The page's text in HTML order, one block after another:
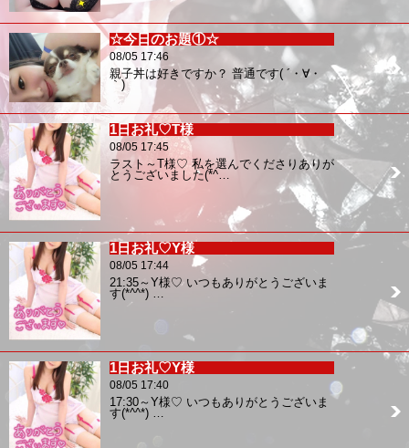
☆今日のお題①☆
08/05 17:46
親子丼は好きですか？ 普通です( ´・∀・
｀)
1日お礼♡T様
08/05 17:45
ラスト～T様♡ 私を選んでくださりありが
とうございました(*^…
1日お礼♡Y様
08/05 17:44
21:35～Y様♡ いつもありがとうございま
す(*^^*) …
1日お礼♡Y様
08/05 17:40
17:30～Y様♡ いつもありがとうございま
す(*^^*) …